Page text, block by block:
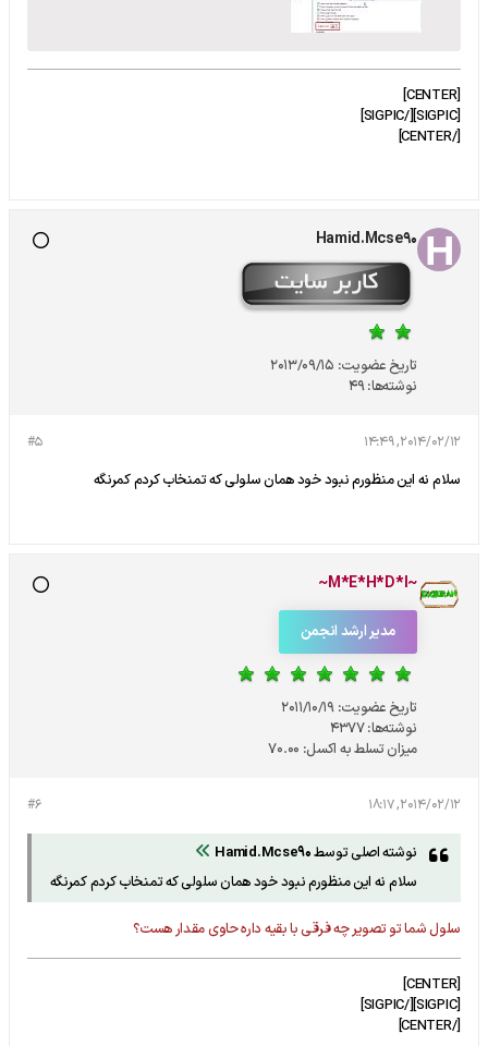
[CENTER]
[SIGPIC][/SIGPIC]
[/CENTER]
Hamid.Mcse90
تاریخ عضویت: 2013/09/15
نوشته‌ها:49
#5 2014/02/12, 14:49
سلام نه این منظورم نبود خود همان سلولی که تمنخاب کردم کمرنگه
~M*E*H*D*I~
مدیر ارشد انجمن
تاریخ عضویت: 2011/10/19
نوشته‌ها:4377
میزان تسلط به اکسل: 70.00
#6 2014/02/12, 18:17
نوشته اصلی توسطHamid.Mcse90
سلام نه این منظورم نبود خود همان سلولی که تمنخاب کردم کمرنگه
سلول شما تو تصویر چه فرقی با بقیه داره حاوی مقدار هست؟
[CENTER]
[SIGPIC][/SIGPIC]
[/CENTER]